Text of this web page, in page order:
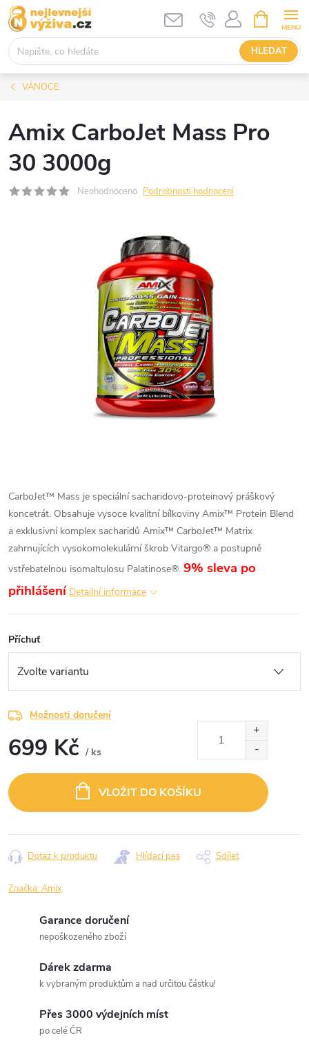
Přejít
na
obsah
HLEDAT
NÁKUPNÍ
KOŠÍK
VÁNOCE
Amix CarboJet Mass Pro
30 3000g
Neohodnoceno Podrobnosti hodnocení
CarboJet™ Mass je speciální sacharidovo-proteinový práškový
koncetrát. Obsahuje vysoce kvalitní bílkoviny Amix™ Protein Blend
a exklusivní komplex sacharidů Amix™ CarboJet™ Matrix
zahrnujících vysokomolekulární škrob Vitargo® a postupně
vstřebatelnou isomaltulosu Palatinose®. 9% sleva po
přihlášení Detailní informace
Příchuť
Možnosti doručení
699 Kč / ks
cena:
VLOŽIT DO KOŠÍKU
Dotaz k produktu Hlídací pes Sdílet
Značka:Amix
Garance doručení
nepoškozeného zboží
Dárek zdarma
k vybraným produktům a nad určitou částku!
Přes 3000 výdejních míst
po celé ČR